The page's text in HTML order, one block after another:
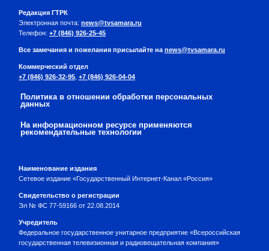
Редакция ГТРК
Электронная почта: news@tvsamara.ru
Телефон: +7 (846) 926-25-45
Все замечания и пожелания присылайте на news@tvsamara.ru
Коммерческий отдел
+7 (846) 926-32-95 +7 (846) 926-04-04
Политика в отношении обработки персональных
данных
На информационном ресурсе применяются
рекомендательные технологии
Наименование издания
Сетевое издание «Государственный Интернет-Канал «Россия»
Свидетельство о регистрации
Эл № ФС 77-59166 от 22.08.2014
Учредитель
Федеральное государственное унитарное предприятие «Всероссийская
государственная телевизионная и радиовещательная компания»